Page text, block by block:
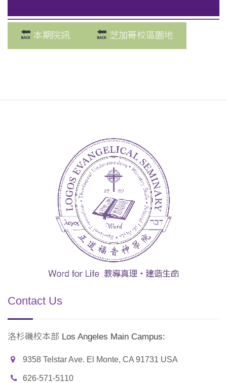
本期院訊 芝加哥校區園地
Contact Us
洛杉磯校本部 Los Angeles Main Campus:
9358 Telstar Ave. El Monte, CA 91731 USA
626-571-5110